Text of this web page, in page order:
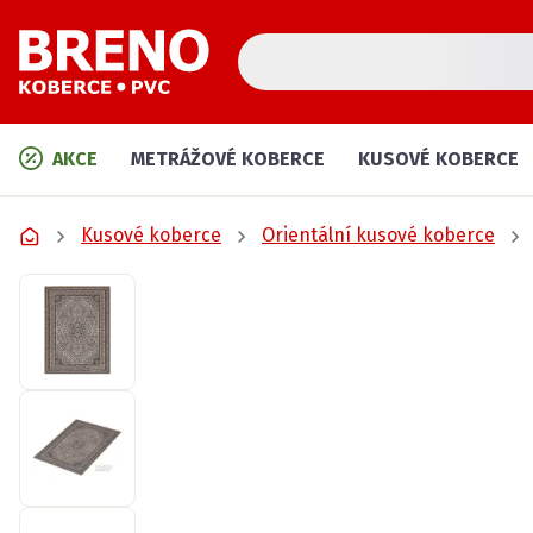
AKCE METRÁŽOVÉ KOBERCE KUSOVÉ KOBERCE
Kusové koberce Orientální kusové koberce